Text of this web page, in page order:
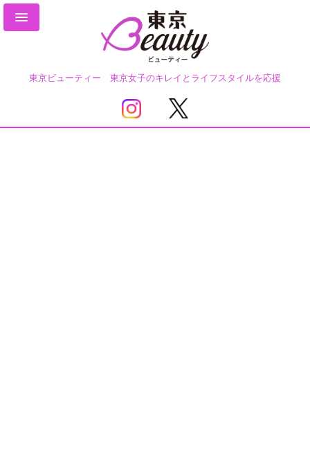
東京ビューティー 東京女子のキレイとライフスタイルを応援